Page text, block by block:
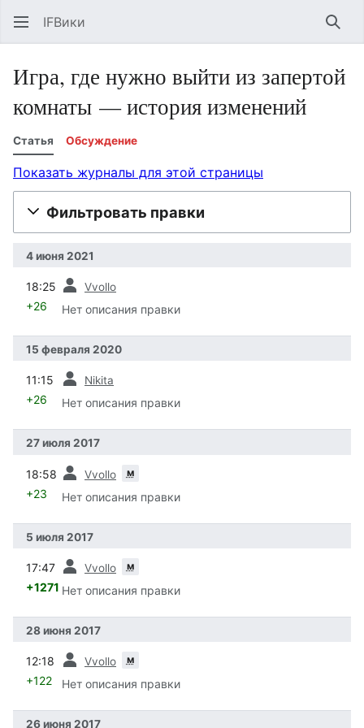
IFВики
Игра, где нужно выйти из запертой
комнаты — история изменений
Статья Обсуждение
Показать журналы для этой страницы
Фильтровать правки
4 июня 2021
18:25 Vvollo
+26 Нет описания правки
15 февраля 2020
11:15 Nikita
+26 Нет описания правки
27 июля 2017
18:58 Vvollo м
+23 Нет описания правки
5 июля 2017
17:47 Vvollo м
+1271 Нет описания правки
28 июня 2017
12:18 Vvollo м
+122 Нет описания правки
26 июня 2017